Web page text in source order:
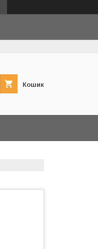
Кошик